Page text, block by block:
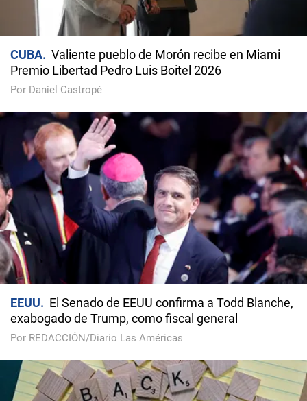
CUBA
Valiente pueblo de Morón recibe en Miami
Premio Libertad Pedro Luis Boitel 2026
Por Daniel Castropé
EEUU
El Senado de EEUU confirma a Todd Blanche,
exabogado de Trump, como fiscal general
Por REDACCIÓN/Diario Las Américas